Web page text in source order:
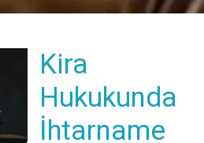
Kira
Hukukunda
İhtarname